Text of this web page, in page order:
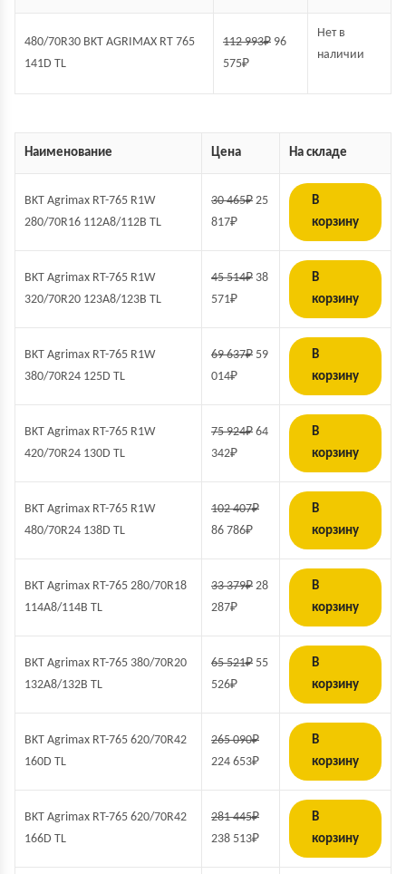
480/70R30 BKT AGRIMAX RT 765
141D TL
112 993₽ 96
575₽
Нет в
наличии
Наименование Цена На складе
BKT Agrimax RT-765 R1W
280/70R16 112A8/112B TL
30 465₽ 25
817₽
В
корзину
BKT Agrimax RT-765 R1W
320/70R20 123A8/123B TL
45 514₽ 38
571₽
В
корзину
BKT Agrimax RT-765 R1W
380/70R24 125D TL
69 637₽ 59
014₽
В
корзину
BKT Agrimax RT-765 R1W
420/70R24 130D TL
75 924₽ 64
342₽
В
корзину
BKT Agrimax RT-765 R1W
480/70R24 138D TL
102 407₽
86 786₽
В
корзину
BKT Agrimax RT-765 280/70R18
114A8/114B TL
33 379₽ 28
287₽
В
корзину
BKT Agrimax RT-765 380/70R20
132A8/132B TL
65 521₽ 55
526₽
В
корзину
BKT Agrimax RT-765 620/70R42
160D TL
265 090₽
224 653₽
В
корзину
BKT Agrimax RT-765 620/70R42
166D TL
281 445₽
238 513₽
В
корзину